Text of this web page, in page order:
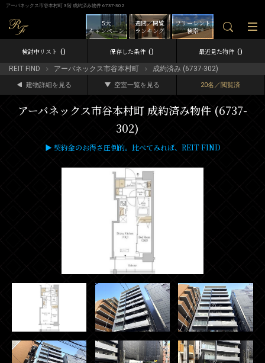
アーバネックス市谷本村町 3階 成約済み物件 6737-302
フリーレント
検索
週間／閲覧
ランキング
5大
キャンペーン
検討中リスト 0 保存した条件 0 最近見た物件 0
REIT FIND アーバネックス市谷本村町 成約済み (6737-302)
建物詳細を見る 空室一覧を見る 20名／閲覧済
アーバネックス市谷本村町 成約済み物件 (6737-
302)
▶ 契約金のお得さ圧倒的。比べてみれば、REIT FIND